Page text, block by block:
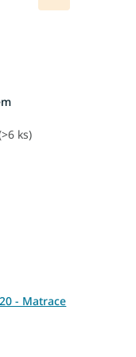
ks)
- Matrace